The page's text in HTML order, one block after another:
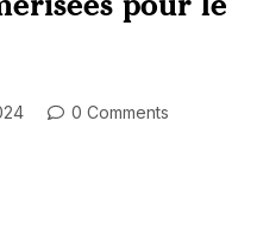
0 Comments